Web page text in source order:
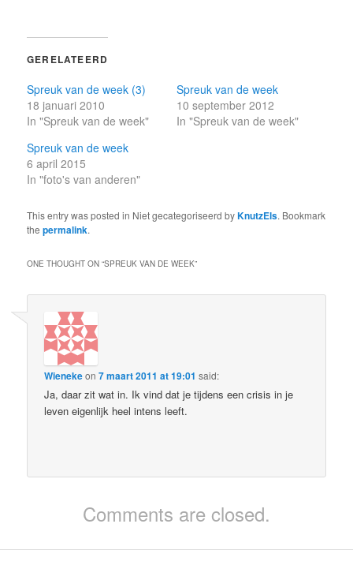
GERELATEERD
Spreuk van de week (3)
18 januari 2010
In "Spreuk van de week"
Spreuk van de week
10 september 2012
In "Spreuk van de week"
Spreuk van de week
6 april 2015
In "foto's van anderen"
This entry was posted in Niet gecategoriseerd byKnutzEls. Bookmark
thepermalink.
ONE THOUGHT ON “SPREUK VAN DE WEEK”
Wienekeon7 maart 2011 at 19:01 said:
Ja, daar zit wat in. Ik vind dat je tijdens een crisis in je
leven eigenlijk heel intens leeft.
Comments are closed.